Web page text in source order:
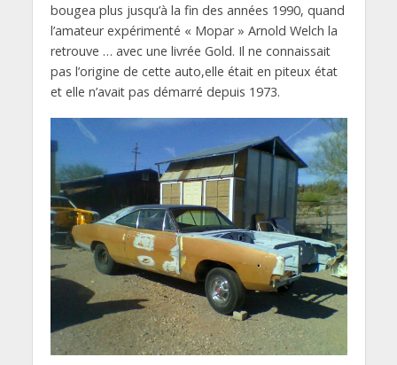
bougea plus jusqu’à la fin des années 1990, quand
l’amateur expérimenté « Mopar » Arnold Welch la
retrouve … avec une livrée Gold. Il ne connaissait
pas l’origine de cette auto,elle était en piteux état
et elle n’avait pas démarré depuis 1973.